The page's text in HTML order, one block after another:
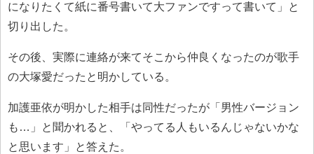
になりたくて紙に番号書いて大ファンですって書いて」と
切り出した。
その後、実際に連絡が来てそこから仲良くなったのが歌手
の大塚愛だったと明かしている。
加護亜依が明かした相手は同性だったが「男性バージョン
も…」と聞かれると、「やってる人もいるんじゃないかな
と思います」と答えた。